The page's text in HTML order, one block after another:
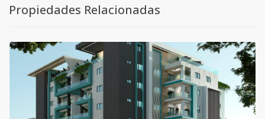
Propiedades Relacionadas